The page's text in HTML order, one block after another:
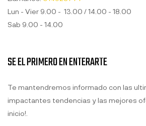
Lun - Vier 9.00 - 13.00 / 14.00 - 18.00
Sab 9.00 - 14.00
SE EL PRIMERO EN ENTERARTE
Te mantendremos informado con las
impactantes tendencias y las mejores
inicio!.